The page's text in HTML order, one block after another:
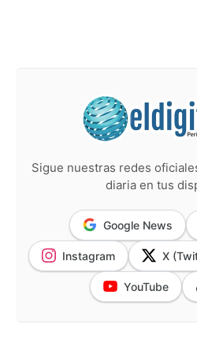
Sigue nuestras redes
diaria en tus
Google News
Instagram X
YouTube